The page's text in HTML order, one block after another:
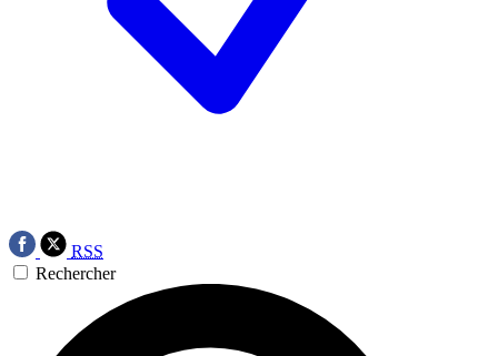
RSS
Rechercher